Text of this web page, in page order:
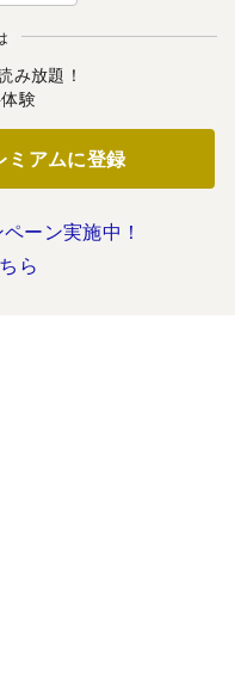
み放題！
験
ミアムに登録
ーン実施中！
ら